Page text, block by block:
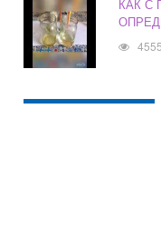
КАК С
4555